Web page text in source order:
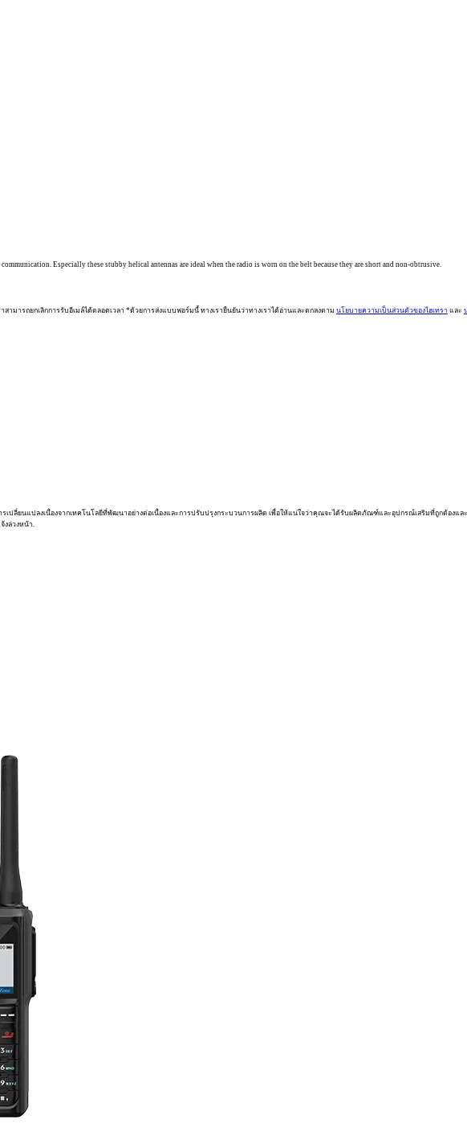
Especially these stubby helical antennas are ideal when the radio is worn on the belt because they are short and non-obtrusive.
สามารถยกเลิกการรับอีเมล์ได้ตลอดเวลา *ด้วยการส่งแบบฟอร์มนี้ ทางเรายืนยันว่าทางเราได้อ่านและตกลงตาม นโยบายความเป็นส่วนตัวของไฮเทรา และ
ลี่ยนแปลงเนื่องจากเทคโนโลยีที่พัฒนาอย่างต่อเนื่องและการปรับปรุงกระบวนการผลิต เพื่อให้แน่ใจว่าคุณจะได้รับผลิตภัณฑ์และอุปกรณ์เสริมที่ถูกต้องแล
งล่วงหน้า.